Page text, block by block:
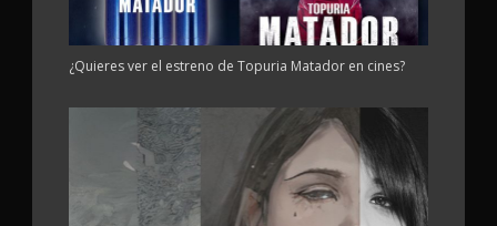
¿Quieres ver el estreno de Topuria Matador en cines?